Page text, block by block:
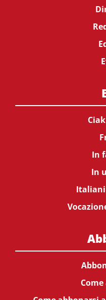
In
In